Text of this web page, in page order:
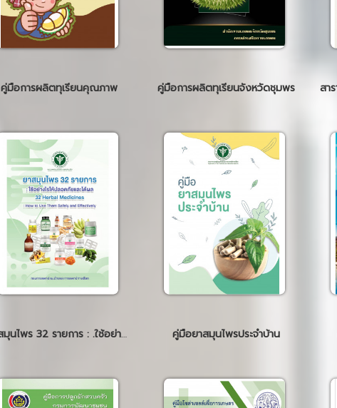
คู่มือการผลิตทุเรียนคุณภาพ คู่มือการผลิตทุเรียนจังหวัดชุมพร
ยาสมุนไพร 32 รายการ : .ใช้อย่างไรให้ปลอดภัยและได้ผล คู่มือยาสมุนไพรประจำบ้าน